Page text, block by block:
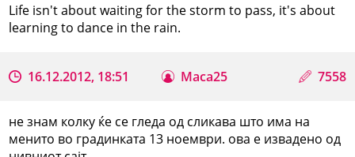
Life isn't about waiting for the storm to pass, it's about
learning to dance in the rain.
16.12.2012, 18:51 Maca25 7558
не знам колку ќе се гледа од сликава што има на
менито во градинката 13 ноември. ова е извадено од